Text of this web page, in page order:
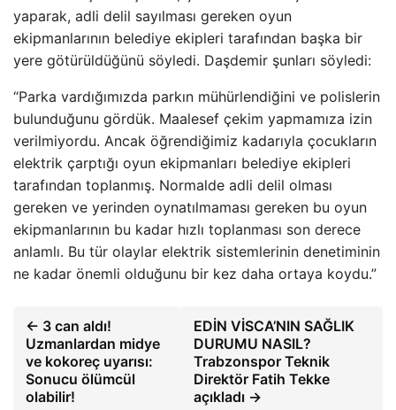
yaparak, adli delil sayılması gereken oyun
ekipmanlarının belediye ekipleri tarafından başka bir
yere götürüldüğünü söyledi. Daşdemir şunları söyledi:
“Parka vardığımızda parkın mühürlendiğini ve polislerin
bulunduğunu gördük. Maalesef çekim yapmamıza izin
verilmiyordu. Ancak öğrendiğimiz kadarıyla çocukların
elektrik çarptığı oyun ekipmanları belediye ekipleri
tarafından toplanmış. Normalde adli delil olması
gereken ve yerinden oynatılmaması gereken bu oyun
ekipmanlarının bu kadar hızlı toplanması son derece
anlamlı. Bu tür olaylar elektrik sistemlerinin denetiminin
ne kadar önemli olduğunu bir kez daha ortaya koydu.”
← 3 can aldı!
Uzmanlardan midye
ve kokoreç uyarısı:
Sonucu ölümcül
olabilir!
EDİN VİSCA’NIN SAĞLIK
DURUMU NASIL?
Trabzonspor Teknik
Direktör Fatih Tekke
açıkladı →